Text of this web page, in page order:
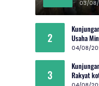
Rp600
03/
2
Usaha
dan
04/08/
3
Rakyat